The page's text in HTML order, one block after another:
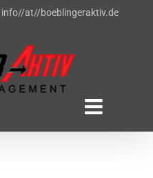
info//at//boeblingeraktiv.de